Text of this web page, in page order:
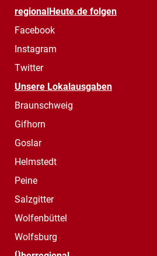
regionalHeute.de folgen
Facebook
Instagram
Twitter
Unsere Lokalausgaben
Braunschweig
Gifhorn
Goslar
Helmstedt
Peine
Salzgitter
Wolfenbüttel
Wolfsburg